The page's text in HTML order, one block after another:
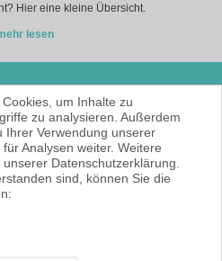
Hier eine kleine Übersicht.
lesen
E-Mail:cse@mcdata.de
zu
der
um Inhalte zu
zu analysieren. Außerdem
Ihrer Verwendung unserer
Analysen weiter. Weitere
Datenschutzerklärung.
sind, können Sie die